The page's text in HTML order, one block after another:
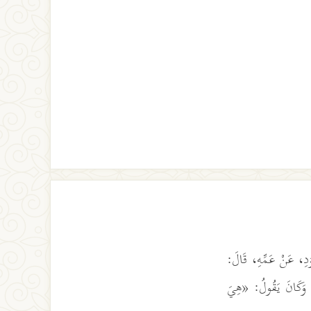
عَنْ عَمِّهِ، قَالَ:
وَكَانَ يَقُولُ: «هِيَ